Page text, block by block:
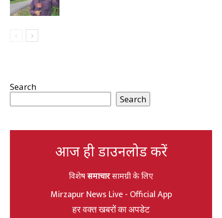
Search
Search
आज ही डाउनलोड करें
विशेषसमाचारसामग्री के लिए
Mirzapur News Live - Official App
हर वक्त खबरों का अपडेट